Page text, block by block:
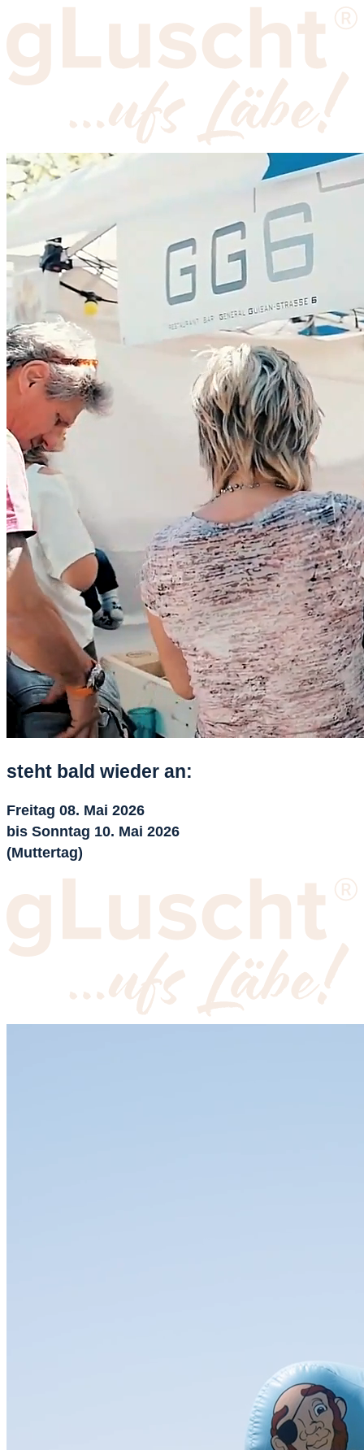
steht bald wieder an:
Freitag 08. Mai 2026
bis Sonntag 10. Mai 2026
(Muttertag)